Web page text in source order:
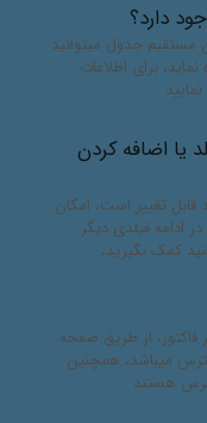
دارد؟
مستقیم جدول میتوانید
برای اطلاعات
یا اضافه کردن
قابل تغییر است، امکان
ادامه فیلدی دیگر
کمک بگیرید،
فاکتور، از طریق صفحه
میباشد، همچنین
هستند